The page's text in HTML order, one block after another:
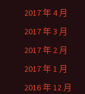
2017 年 4 月
2017 年 3 月
2017 年 2 月
2017 年 1 月
2016 年 12 月